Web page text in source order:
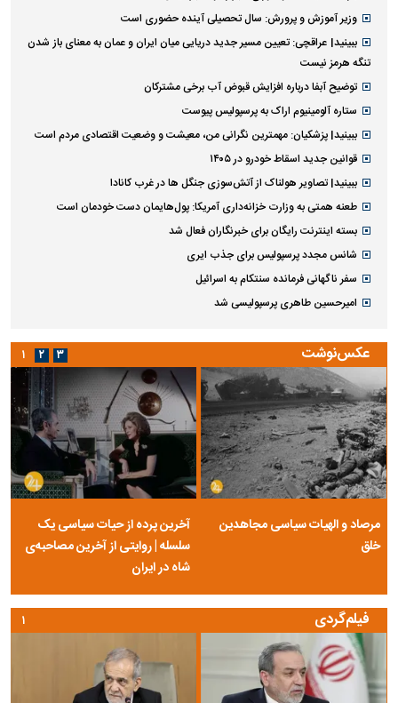
وزیر آموزش و پرورش: سال تحصیلی آینده حضوری است
ببینید| عراقچی: تعیین مسیر جدید دریایی میان ایران و عمان به معنای باز شدن
تنگه هرمز نیست
توضیح آبفا درباره افزایش قبوض آب برخی مشترکان
ستاره آلومینیوم اراک به پرسپولیس پیوست
ببینید| پزشکیان: مهمترین نگرانی من، معیشت و وضعیت اقتصادی مردم است
قوانین جدید اسقاط خودرو در ۱۴۰۵
ببینید| تصاویر هولناک از آتش‌سوزی جنگل ها در غرب کانادا
طعنه همتی به وزارت خزانه‌داری آمریکا: پول‌هایمان دست خودمان است
بسته اینترنت رایگان برای خبرنگاران فعال شد
شانس مجدد پرسپولیس برای جذب ایری
سفر ناگهانی فرمانده سنتکام به اسرائیل
امیرحسین طاهری پرسپولیسی شد
عکس‌نوشت
مرصاد و الهیات سیاسی مجاهدین
خلق
آخرین پرده از حیات سیاسی یک
سلسله | روایتی از آخرین مصاحبه‌ی
شاه در ایران
۱ ۲ ۳
فیلم‌گردی ۱